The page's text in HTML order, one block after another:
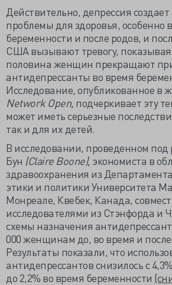
Действительно, депрессия
проблемы для здоровья, особенно
беременности и после родов, и
США вызывают тревогу,
половина женщин прекращают
антидепрессанты во время
Исследование, опубликованное в
Network Open, подчеркивает эту
может иметь серьезные
так и для их детей.
В исследовании, проведенном под
Бун (Claire Boone), экономиста в
здравоохранения из
этики и политики Университета
Монреале, Квебек, Канада,
исследователями из Стэнфорда и
схемы назначения
000 женщинам до, во время и после
Результаты показали, что
антидепрессантов снизилось с
до 2,2% во время беременности